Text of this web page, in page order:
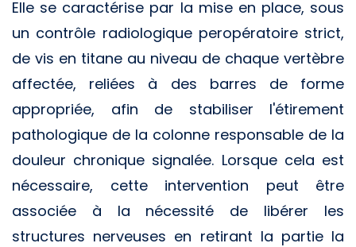
Elle se caractérise par la mise en place, sous
un contrôle radiologique peropératoire strict,
de vis en titane au niveau de chaque vertèbre
affectée, reliées à des barres de forme
appropriée, afin de stabiliser l'étirement
pathologique de la colonne responsable de la
douleur chronique signalée. Lorsque cela est
nécessaire, cette intervention peut être
associée à la nécessité de libérer les
structures nerveuses en retirant la partie la